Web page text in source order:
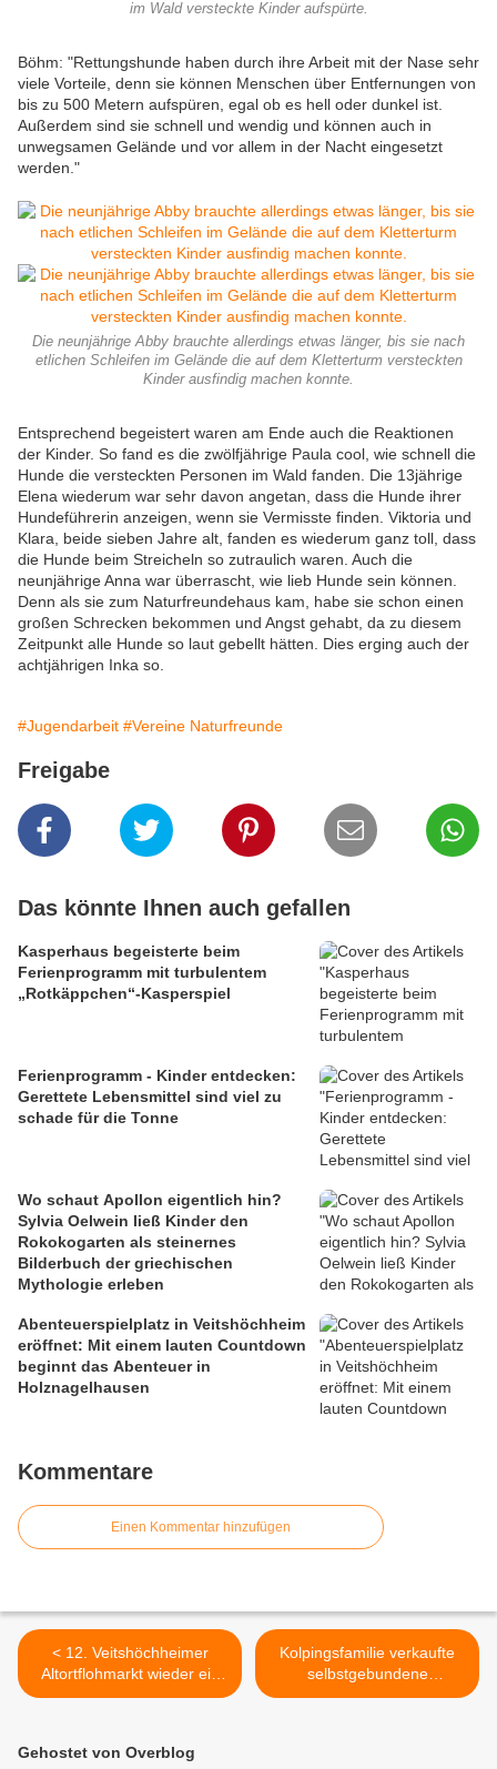
im Wald versteckte Kinder aufspürte.
Böhm: "Rettungshunde haben durch ihre Arbeit mit der Nase sehr
viele Vorteile, denn sie können Menschen über Entfernungen von
bis zu 500 Metern aufspüren, egal ob es hell oder dunkel ist.
Außerdem sind sie schnell und wendig und können auch in
unwegsamen Gelände und vor allem in der Nacht eingesetzt
werden."
Die neunjährige Abby brauchte allerdings etwas länger, bis sie nach
etlichen Schleifen im Gelände die auf dem Kletterturm versteckten
Kinder ausfindig machen konnte.
Entsprechend begeistert waren am Ende auch die Reaktionen
der Kinder. So fand es die zwölfjährige Paula cool, wie schnell die
Hunde die versteckten Personen im Wald fanden. Die 13jährige
Elena wiederum war sehr davon angetan, dass die Hunde ihrer
Hundeführerin anzeigen, wenn sie Vermisste finden. Viktoria und
Klara, beide sieben Jahre alt, fanden es wiederum ganz toll, dass
die Hunde beim Streicheln so zutraulich waren. Auch die
neunjährige Anna war überrascht, wie lieb Hunde sein können.
Denn als sie zum Naturfreundehaus kam, habe sie schon einen
großen Schrecken bekommen und Angst gehabt, da zu diesem
Zeitpunkt alle Hunde so laut gebellt hätten. Dies erging auch der
achtjährigen Inka so.
#Jugendarbeit #Vereine Naturfreunde
Freigabe
Das könnte Ihnen auch gefallen
Kasperhaus begeisterte beim
Ferienprogramm mit turbulentem
„Rotkäppchen“-Kasperspiel
Ferienprogramm - Kinder entdecken:
Gerettete Lebensmittel sind viel zu
schade für die Tonne
Wo schaut Apollon eigentlich hin?
Sylvia Oelwein ließ Kinder den
Rokokogarten als steinernes
Bilderbuch der griechischen
Mythologie erleben
Abenteuerspielplatz in Veitshöchheim
eröffnet: Mit einem lauten Countdown
beginnt das Abenteuer in
Holznagelhausen
Kommentare
Einen Kommentar hinzufügen
< 12. Veitshöchheimer
Altortflohmarkt wieder ein
Eldorado für genussvolle
Kolpingsfamilie verkaufte
selbstgebundene
Kräutersträuße für einen
Gehostet von Overblog